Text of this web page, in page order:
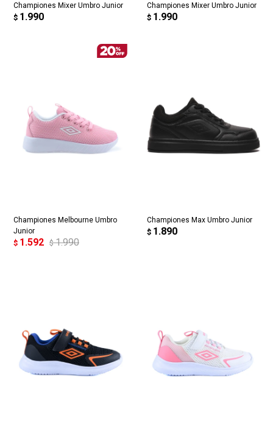
Championes Mixer Umbro Junior
$ 1.990
Championes Mixer Umbro Junior
$ 1.990
Championes Melbourne Umbro
Junior
$ 1.592 $ 1.990
Championes Max Umbro Junior
$ 1.890